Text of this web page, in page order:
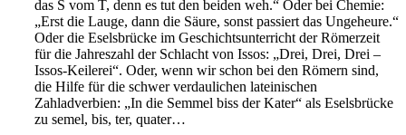
das S vom T, denn es tut den beiden weh.“ Oder bei Chemie:
„Erst die Lauge, dann die Säure, sonst passiert das Ungeheure.“
Oder die Eselsbrücke im Geschichtsunterricht der Römerzeit
für die Jahreszahl der Schlacht von Issos: „Drei, Drei, Drei –
Issos-Keilerei“. Oder, wenn wir schon bei den Römern sind,
die Hilfe für die schwer verdaulichen lateinischen
Zahladverbien: „In die Semmel biss der Kater“ als Eselsbrücke
zu semel, bis, ter, quater…